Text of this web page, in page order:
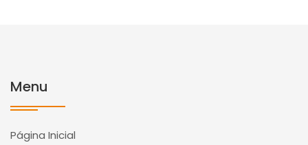
Menu
Página Inicial